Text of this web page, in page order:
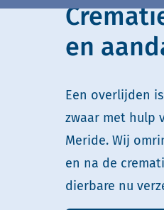
en
Een overlijden
zwaar met hulp
Meride. Wij
en na de
dierbare nu